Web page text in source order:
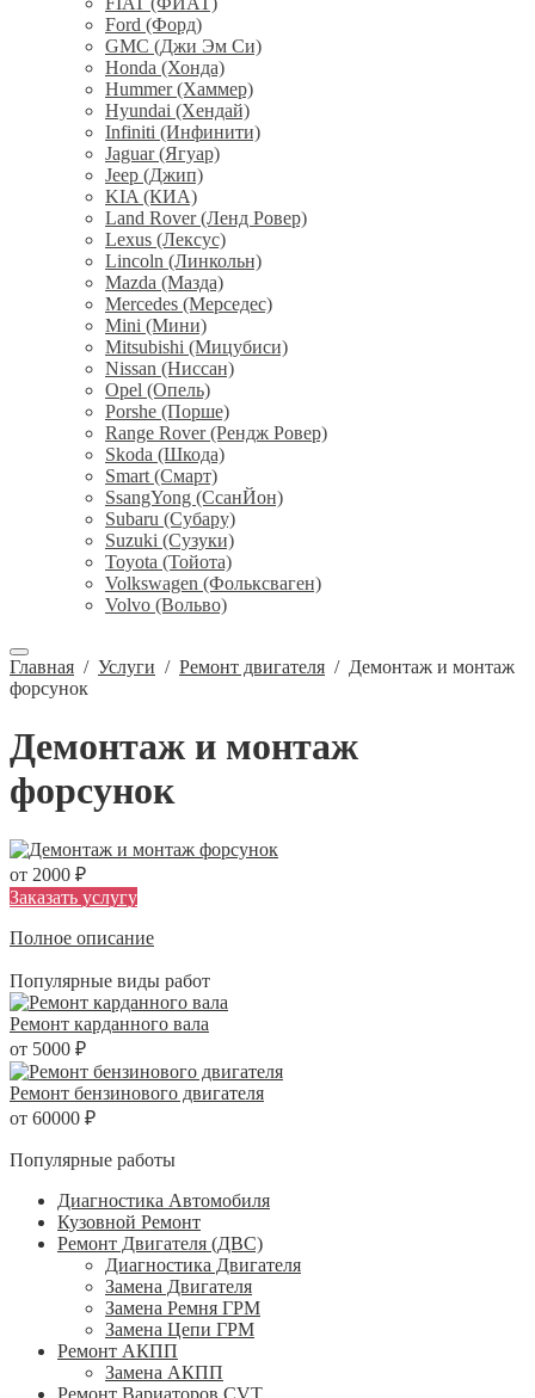
Ford (Форд)
GMC (Джи Эм Си)
Honda (Хонда)
Hummer (Хаммер)
Hyundai (Хендай)
Infiniti (Инфинити)
Jaguar (Ягуар)
Jeep (Джип)
KIA (КИА)
Land Rover (Ленд Ровер)
Lexus (Лексус)
Lincoln (Линкольн)
Mazda (Мазда)
Mercedes (Мерседес)
Mini (Мини)
Mitsubishi (Мицубиси)
Nissan (Ниссан)
Opel (Опель)
Porshe (Порше)
Range Rover (Рендж Ровер)
Skoda (Шкода)
Smart (Смарт)
SsangYong (СсанЙон)
Subaru (Субару)
Suzuki (Сузуки)
Toyota (Тойота)
Volkswagen (Фольксваген)
Volvo (Вольво)
Главная / Услуги / Ремонт двигателя / Демонтаж и монтаж
форсунок
Демонтаж и монтаж
форсунок
от 2000 ₽
Заказать услугу
Полное описание
Популярные виды работ
Ремонт карданного вала
от 5000 ₽
Ремонт бензинового двигателя
от 60000 ₽
Популярные работы
Диагностика Автомобиля
Кузовной Ремонт
Ремонт Двигателя (ДВС)
Диагностика Двигателя
Замена Двигателя
Замена Ремня ГРМ
Замена Цепи ГРМ
Ремонт АКПП
Замена АКПП
Ремонт Вариаторов CVT